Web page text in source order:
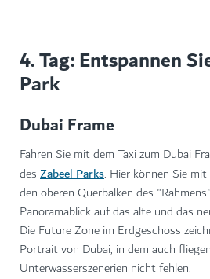
4. Tag: Entspannen
Park
Dubai Frame
Fahren Sie mit dem Taxi zum Dubai
des Zabeel Parks. Hier können Sie
den oberen Querbalken des
Panoramablick auf das alte und das
Die Future Zone im Erdgeschoss
Portrait von Dubai, in dem auch
Unterwasserszenerien nicht fehlen.